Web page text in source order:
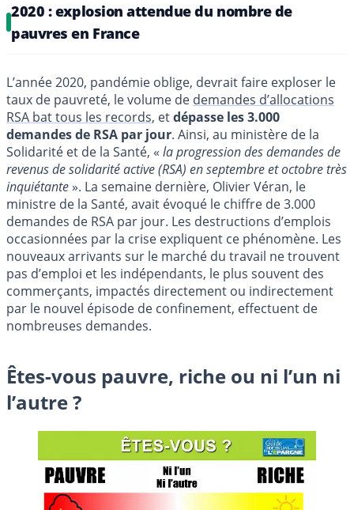
2020 : explosion attendue du nombre de
pauvres en France
L’année 2020, pandémie oblige, devrait faire exploser le
taux de pauvreté, le volume de demandes d’allocations
RSA bat tous les records, etdépasse les 3.000
demandes de RSA par jour. Ainsi, au ministère de la
Solidarité et de la Santé, « la progression des demandes de
revenus de solidarité active (RSA) en septembre et octobre très
inquiétante». La semaine dernière, Olivier Véran, le
ministre de la Santé, avait évoqué le chiffre de 3.000
demandes de RSA par jour. Les destructions d’emplois
occasionnées par la crise expliquent ce phénomène. Les
nouveaux arrivants sur le marché du travail ne trouvent
pas d’emploi et les indépendants, le plus souvent des
commerçants, impactés directement ou indirectement
par le nouvel épisode de confinement, effectuent de
nombreuses demandes.
Êtes-vous pauvre, riche ou ni l’un ni
l’autre ?